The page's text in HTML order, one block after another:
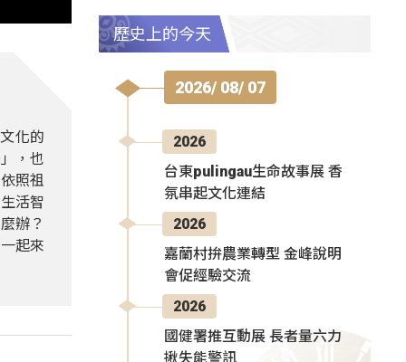
化的
，也
照祖
活智
辦？
起來
歷史上的今天
2026/ 08/ 07
2026
台東pulingau生命故事展 香
氛串起文化連結
2026
嘉蘭村拚農業轉型 金峰說明
會促經驗交流
2026
國健署推互動展 長者量六力
揪失能警訊